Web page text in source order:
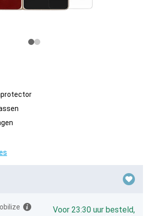
Voor 23:30 uur besteld,